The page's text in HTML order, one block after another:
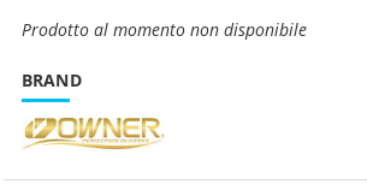
Prodotto al momento non disponibile
BRAND